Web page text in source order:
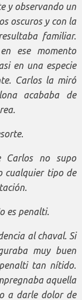
y observando un
oscuros y con la
familiar.
ese momento
en una especie
Carlos la miró
acababa de
Carlos no supo
cualquier tipo de
es penalti.
al chaval. Si
muy buen
tan nítido.
aquella
a darle dolor de